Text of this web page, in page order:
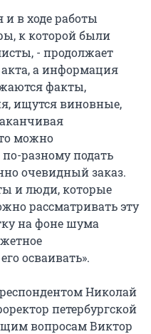
и в ходе работы
к которой были
- продолжает
а информация
факты,
ищутся виновные,
можно
разному подать
очевидный заказ.
и люди, которые
рассматривать эту
на фоне шума
осваивать».
Николай
петербургской
вопросам Виктор